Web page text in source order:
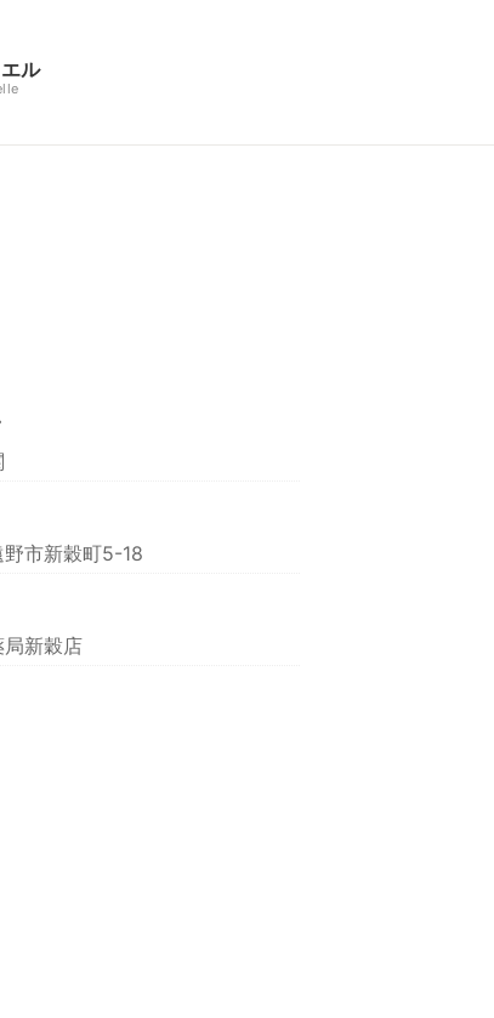
エル
市新穀町5-18
新穀店